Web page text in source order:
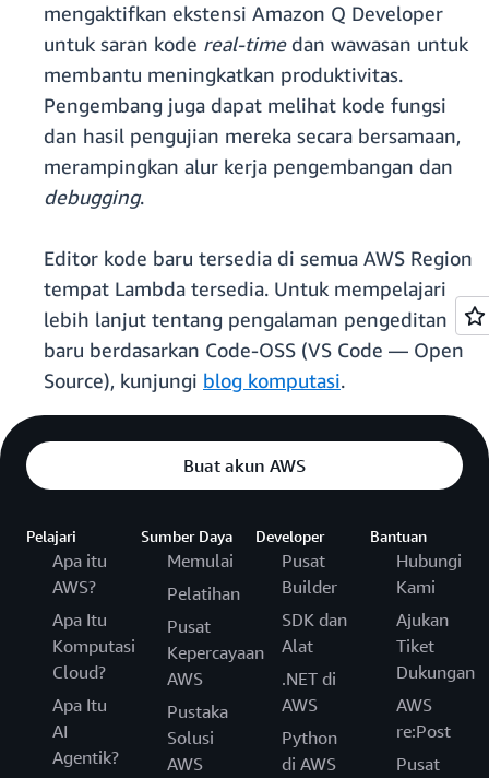
mengaktifkan ekstensi Amazon Q Developer
untuk saran kode real-timedan wawasan untuk
membantu meningkatkan produktivitas.
Pengembang juga dapat melihat kode fungsi
dan hasil pengujian mereka secara bersamaan,
merampingkan alur kerja pengembangan dan
debugging.
Editor kode baru tersedia di semua AWS Region
tempat Lambda tersedia. Untuk mempelajari
lebih lanjut tentang pengalaman pengeditan
baru berdasarkan Code-OSS (VS Code — Open
Source), kunjungi blog komputasi.
Buat akun AWS
Pelajari
Apa itu
AWS?
Apa Itu
Komputasi
Cloud?
Apa Itu
AI
Agentik?
Sumber Daya
Memulai
Pelatihan
Pusat
Kepercayaan
AWS
Pustaka
Solusi
AWS
Developer
Pusat
Builder
SDK dan
Alat
.NET di
AWS
Python
di AWS
Bantuan
Hubungi
Kami
Ajukan
Tiket
Dukungan
AWS
re:Post
Pusat